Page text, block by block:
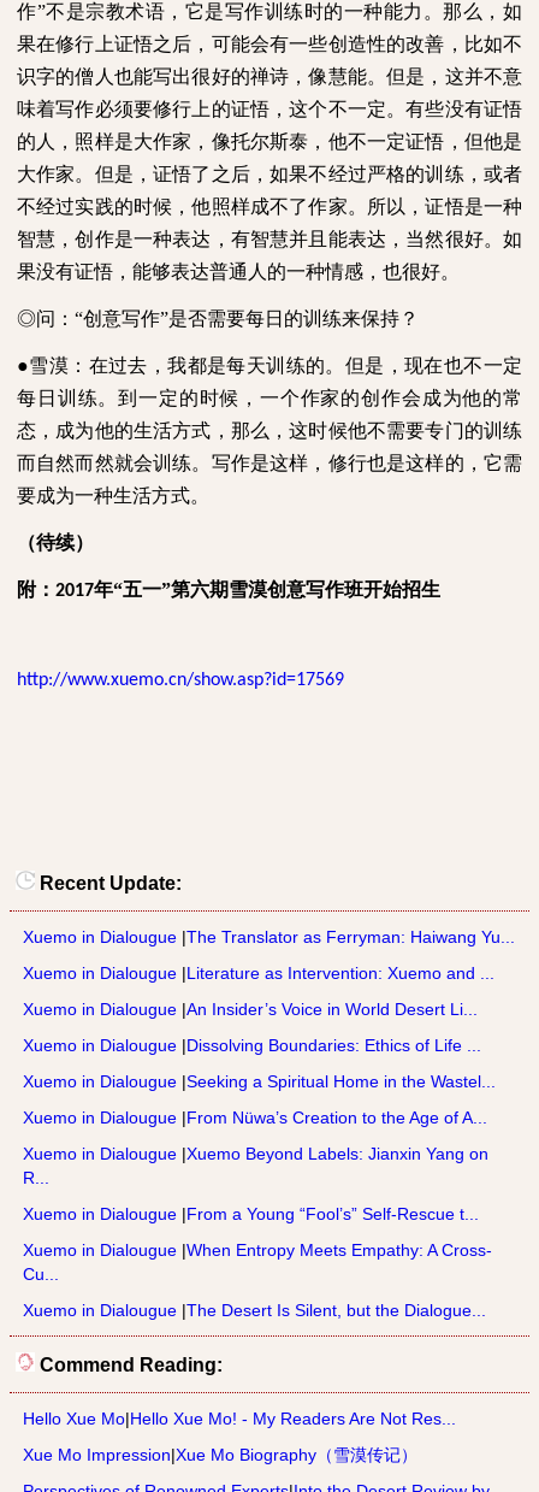
作”不是宗教术语，它是写作训练时的一种能力。那么，如
果在修行上证悟之后，可能会有一些创造性的改善，比如不
识字的僧人也能写出很好的禅诗，像慧能。但是，这并不意
味着写作必须要修行上的证悟，这个不一定。有些没有证悟
的人，照样是大作家，像托尔斯泰，他不一定证悟，但他是
大作家。但是，证悟了之后，如果不经过严格的训练，或者
不经过实践的时候，他照样成不了作家。所以，证悟是一种
智慧，创作是一种表达，有智慧并且能表达，当然很好。如
果没有证悟，能够表达普通人的一种情感，也很好。
◎问：“创意写作”是否需要每日的训练来保持？
●雪漠：在过去，我都是每天训练的。但是，现在也不一定
每日训练。到一定的时候，一个作家的创作会成为他的常
态，成为他的生活方式，那么，这时候他不需要专门的训练
而自然而然就会训练。写作是这样，修行也是这样的，它需
要成为一种生活方式。
（待续）
附： 2017年“五一”第六期雪漠创意写作班开始招生
http://www.xuemo.cn/show.asp?id=17569
Recent Update:
Xuemo in Dialougue |The Translator as Ferryman: Haiwang Yu...
Xuemo in Dialougue |Literature as Intervention: Xuemo and ...
Xuemo in Dialougue |An Insider’s Voice in World Desert Li...
Xuemo in Dialougue |Dissolving Boundaries: Ethics of Life ...
Xuemo in Dialougue |Seeking a Spiritual Home in the Wastel...
Xuemo in Dialougue |From Nüwa’s Creation to the Age of A...
Xuemo in Dialougue |Xuemo Beyond Labels: Jianxin Yang on
R...
Xuemo in Dialougue |From a Young “Fool’s” Self-Rescue t...
Xuemo in Dialougue |When Entropy Meets Empathy: A Cross-
Cu...
Xuemo in Dialougue |The Desert Is Silent, but the Dialogue...
Commend Reading:
Hello Xue Mo|Hello Xue Mo! - My Readers Are Not Res...
Xue Mo Impression|Xue Mo Biography（雪漠传记）